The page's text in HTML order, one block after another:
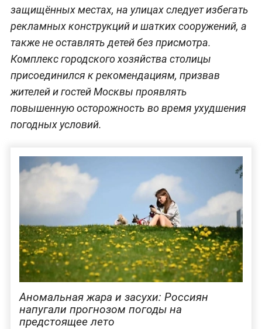
защищённых местах, на улицах следует избегать
рекламных конструкций и шатких сооружений, а
также не оставлять детей без присмотра.
Комплекс городского хозяйства столицы
присоединился к рекомендациям, призвав
жителей и гостей Москвы проявлять
повышенную осторожность во время ухудшения
погодных условий.
Аномальная жара и засухи: Россиян
напугали прогнозом погоды на
предстоящее лето